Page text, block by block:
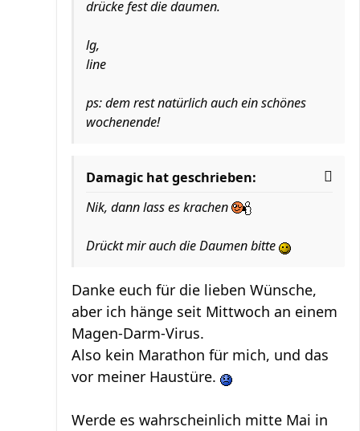
drücke fest die daumen.
lg,
line
ps: dem rest natürlich auch ein schönes
wochenende!
Damagic hat geschrieben:
Nik, dann lass es krachen
Drückt mir auch die Daumen bitte
Danke euch für die lieben Wünsche,
aber ich hänge seit Mittwoch an einem
Magen-Darm-Virus.
Also kein Marathon für mich, und das
vor meiner Haustüre.
Werde es wahrscheinlich mitte Mai in